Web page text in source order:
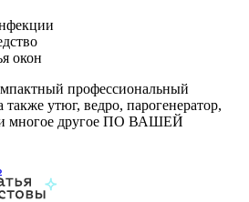
окон
профессиональный
утюг, ведро, парогенератор,
и многое другое ПО ВАШЕЙ